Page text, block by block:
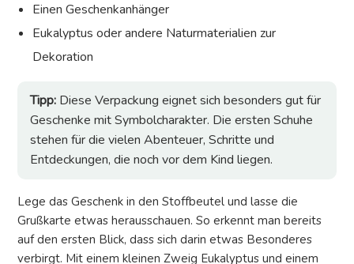
Einen Geschenkanhänger
Eukalyptus oder andere Naturmaterialien zur
Dekoration
Tipp: Diese Verpackung eignet sich besonders gut für
Geschenke mit Symbolcharakter. Die ersten Schuhe
stehen für die vielen Abenteuer, Schritte und
Entdeckungen, die noch vor dem Kind liegen.
Lege das Geschenk in den Stoffbeutel und lasse die
Grußkarte etwas herausschauen. So erkennt man bereits
auf den ersten Blick, dass sich darin etwas Besonderes
verbirgt. Mit einem kleinen Zweig Eukalyptus und einem